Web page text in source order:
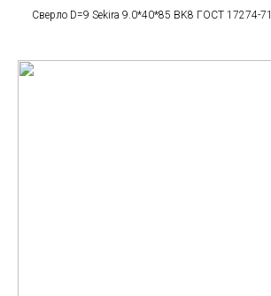
Сверло D=9 Sekira 9.0*40*85 BK8 ГОСТ 17274-71